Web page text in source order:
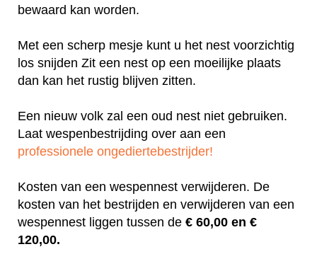
bewaard kan worden.
Met een scherp mesje kunt u het nest voorzichtig
los snijden Zit een nest op een moeilijke plaats
dan kan het rustig blijven zitten.
Een nieuw volk zal een oud nest niet gebruiken.
Laat wespenbestrijding over aan een
professionele ongediertebestrijder!
Kosten van een wespennest verwijderen. De
kosten van het bestrijden en verwijderen van een
wespennest liggen tussen de € 60,00 en €
120,00.